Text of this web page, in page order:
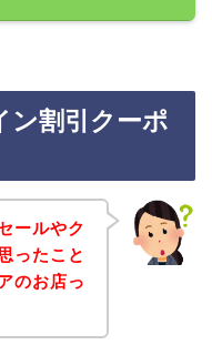
ン割引クーポ
ールやク
ったこと
のお店っ